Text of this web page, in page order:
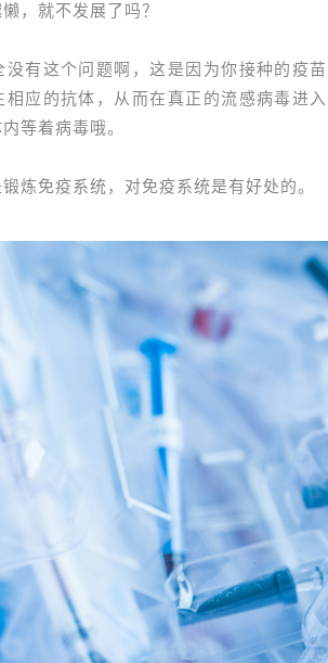
，就不发展了吗？
没有这个问题啊，这是因为你接种的疫
相应的抗体，从而在真正的流感病毒进
等着病毒哦。
炼免疫系统，对免疫系统是有好处的。